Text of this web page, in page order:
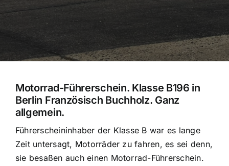
Motorrad-Führerschein. Klasse B196 in
Berlin Französisch Buchholz. Ganz
allgemein.
Führerscheininhaber der Klasse B war es lange
Zeit untersagt, Motorräder zu fahren, es sei denn,
sie besaßen auch einen Motorrad-Führerschein.